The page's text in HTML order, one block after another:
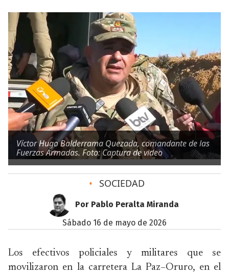
Víctor Hugo Balderrama Quezada, comandante de las
Fuerzas Armadas. Foto: Captura de video
• SOCIEDAD
Por Pablo Peralta Miranda
sábado 16 de mayo de 2026
Los efectivos policiales y militares que se
movilizaron en la carretera La Paz–Oruro, en el